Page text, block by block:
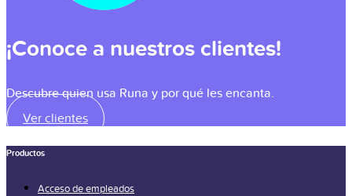
¡Conoce a nuestros clientes!
Descubre quien usa Runa y por qué les encanta.
Ver clientes
Productos
Acceso de empleados